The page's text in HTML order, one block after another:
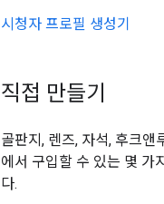
시청자 프로필 생성기
직접 만들기
골판지, 렌즈, 자석, 후크앤
에서 구입할 수 있는 몇 가
다.